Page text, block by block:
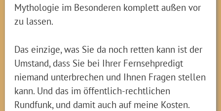
Mythologie im Besonderen komplett außen vor
zu lassen.
Das einzige, was Sie da noch retten kann ist der
Umstand, dass Sie bei Ihrer Fernsehpredigt
niemand unterbrechen und Ihnen Fragen stellen
kann. Und das im öffentlich-rechtlichen
Rundfunk, und damit auch auf meine Kosten.